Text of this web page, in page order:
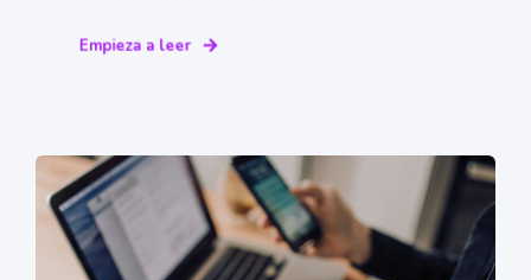
Empieza a leer